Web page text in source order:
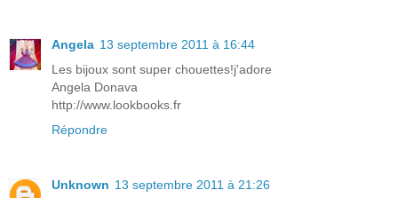
Angela 13 septembre 2011 à 16:44
Les bijoux sont super chouettes!j'adore
Angela Donava
http://www.lookbooks.fr
Répondre
Unknown 13 septembre 2011 à 21:26